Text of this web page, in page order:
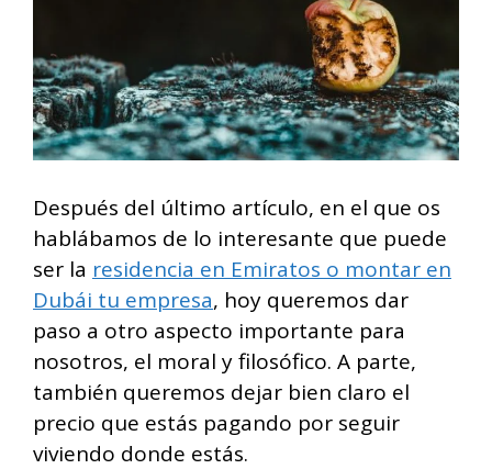
Después del último artículo, en el que os
hablábamos de lo interesante que puede
ser la residencia en Emiratos o montar en
Dubái tu empresa, hoy queremos dar
paso a otro aspecto importante para
nosotros, el moral y filosófico. A parte,
también queremos dejar bien claro el
precio que estás pagando por seguir
viviendo donde estás.